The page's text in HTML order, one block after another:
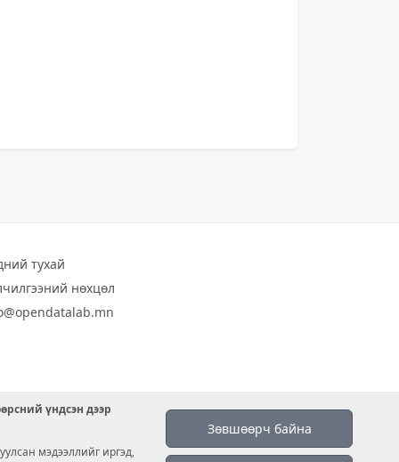
тухай
нөхцөл
Зөвшөөрч байна
үндсэн дээр
мэдээллийг иргэд,